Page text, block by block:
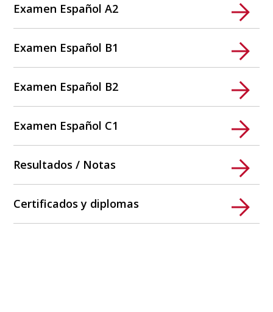
Examen Español A2
Examen Español B1
Examen Español B2
Examen Español C1
Resultados / Notas
Certificados y diplomas